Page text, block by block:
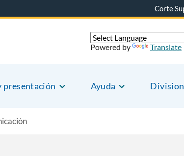
Corte
presentación Ayuda
Powered by Translate